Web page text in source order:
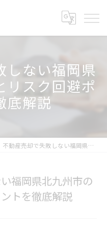
しない福岡県
リスク回避ポ
底解説
不動産売却で失敗しない福岡県北九州市の実例とリスク回避ポイントを徹底解説
福岡県北九州市の
トを徹底解説